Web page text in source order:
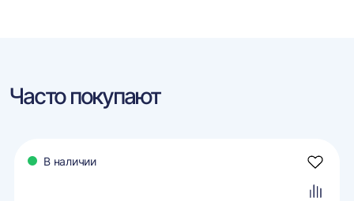
Часто покупают
В наличии